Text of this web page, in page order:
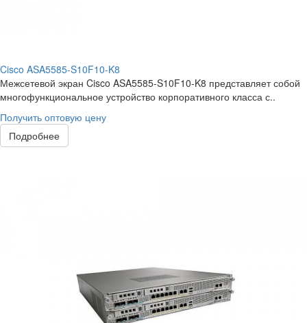
Cisco ASA5585-S10F10-K8
Межсетевой экран Cisco ASA5585-S10F10-K8 представляет собой
многофункциональное устройство корпоративного класса с..
Получить оптовую цену
Подробнее